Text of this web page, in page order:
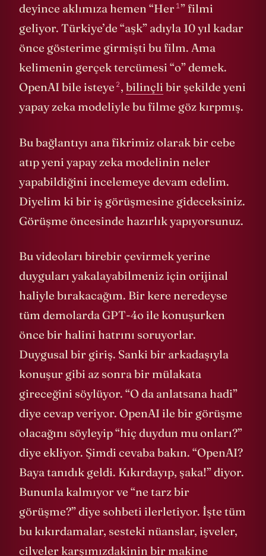
deyince aklımıza hemen “Her1” filmi
geliyor. Türkiye’de “aşk” adıyla 10 yıl kadar
önce gösterime girmişti bu film. Ama
kelimenin gerçek tercümesi “o” demek.
OpenAI bile isteye 2, bilinçli bir şekilde yeni
yapay zeka modeliyle bu filme göz kırpmış.
Bu bağlantıyı ana fikrimiz olarak bir cebe
atıp yeni yapay zeka modelinin neler
yapabildiğini incelemeye devam edelim.
Diyelim ki bir iş görüşmesine gideceksiniz.
Görüşme öncesinde hazırlık yapıyorsunuz.
Bu videoları birebir çevirmek yerine
duyguları yakalayabilmeniz için orijinal
haliyle bırakacağım. Bir kere neredeyse
tüm demolarda GPT-4o ile konuşurken
önce bir halini hatrını soruyorlar.
Duygusal bir giriş. Sanki bir arkadaşıyla
konuşur gibi az sonra bir mülakata
gireceğini söylüyor. “O da anlatsana hadi”
diye cevap veriyor. OpenAI ile bir görüşme
olacağını söyleyip “hiç duydun mu onları?”
diye ekliyor. Şimdi cevaba bakın. “OpenAI?
Baya tanıdık geldi. Kıkırdayıp, şaka!” diyor.
Bununla kalmıyor ve “ne tarz bir
görüşme?” diye sohbeti ilerletiyor. İşte tüm
bu kıkırdamalar, sesteki nüanslar, işveler,
cilveler karşımızdakinin bir makine